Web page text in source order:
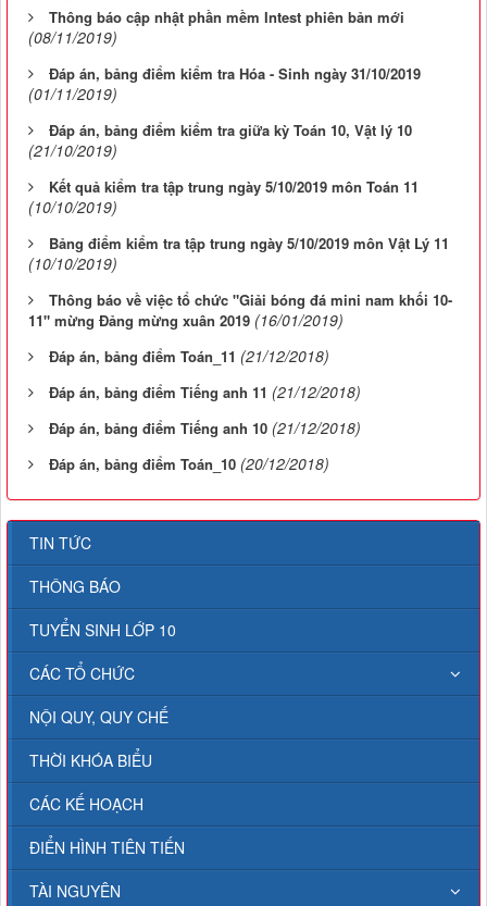
Thông báo cập nhật phần mềm Intest phiên bản mới
(08/11/2019)
Đáp án, bảng điểm kiểm tra Hóa - Sinh ngày 31/10/2019
(01/11/2019)
Đáp án, bảng điểm kiểm tra giữa kỳ Toán 10, Vật lý 10
(21/10/2019)
Kết quả kiểm tra tập trung ngày 5/10/2019 môn Toán 11
(10/10/2019)
Bảng điểm kiểm tra tập trung ngày 5/10/2019 môn Vật Lý 11
(10/10/2019)
Thông báo về việc tổ chức "Giải bóng đá mini nam khối 10-
11" mừng Đảng mừng xuân 2019 (16/01/2019)
Đáp án, bảng điểm Toán_11 (21/12/2018)
Đáp án, bảng điểm Tiếng anh 11 (21/12/2018)
Đáp án, bảng điểm Tiếng anh 10 (21/12/2018)
Đáp án, bảng điểm Toán_10 (20/12/2018)
TIN TỨC
THÔNG BÁO
TUYỂN SINH LỚP 10
CÁC TỔ CHỨC
NỘI QUY, QUY CHẾ
THỜI KHÓA BIỂU
CÁC KẾ HOẠCH
ĐIỂN HÌNH TIÊN TIẾN
TÀI NGUYÊN